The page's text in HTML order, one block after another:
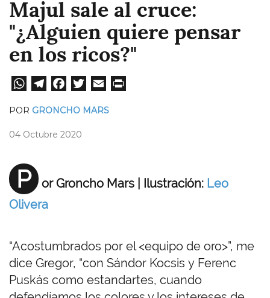
Majul sale al cruce:
"¿Alguien quiere pensar
en los ricos?"
W
A
pp
Te
a
Fa
ok
POR GRONCHO MARS
04 Octubre 2020
P or Groncho Mars |​ Ilustración: Leo
Olivera
“Acostumbrados por el <equipo de oro>”, me
dice Gregor, “con Sándor Kocsis y Ferenc
Puskás como estandartes, cuando